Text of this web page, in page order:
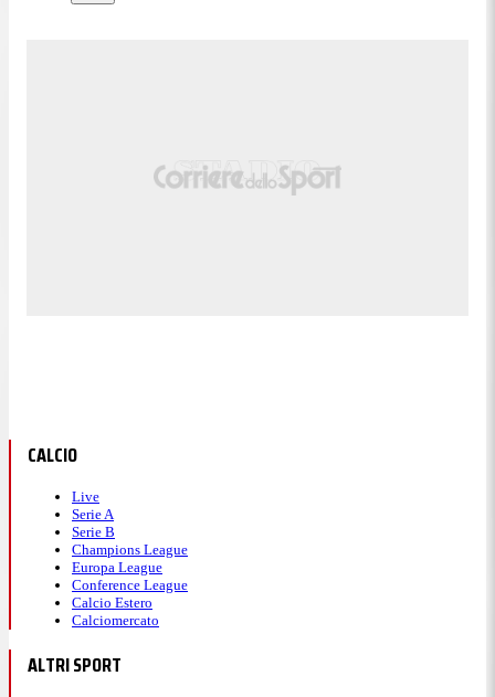
CALCIO
Live
Serie A
Serie B
Champions League
Europa League
Conference League
Calcio Estero
Calciomercato
ALTRI SPORT